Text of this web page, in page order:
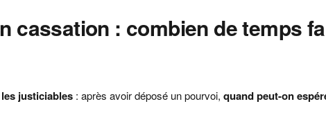
cassation : combien de temps
justiciables : après avoir déposé un pourvoi,quand peut-on